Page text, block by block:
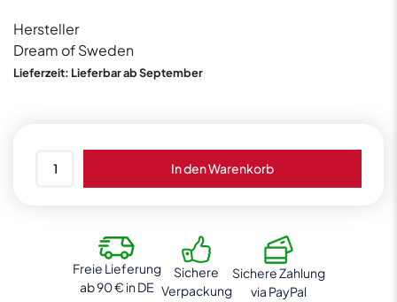
Hersteller
Dream of Sweden
Lieferzeit: Lieferbar ab September
Menge
In den Warenkorb
Freie Lieferung
ab 90 € in DE
Sichere
Verpackung
Sichere Zahlung
via PayPal